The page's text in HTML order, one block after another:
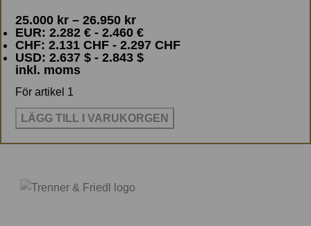
Infinity Tungsten
Obs: Tillhöranade
och
under jordboxen finns här under.
25.000 kr – 26.950 kr
EUR: 2.282 € - 2.460 €
CHF: 2.131 CHF - 2.297 CHF
USD: 2.637 $ - 2.843 $
inkl. moms
För artikel 1
LÄGG TILL I VARUKORGEN